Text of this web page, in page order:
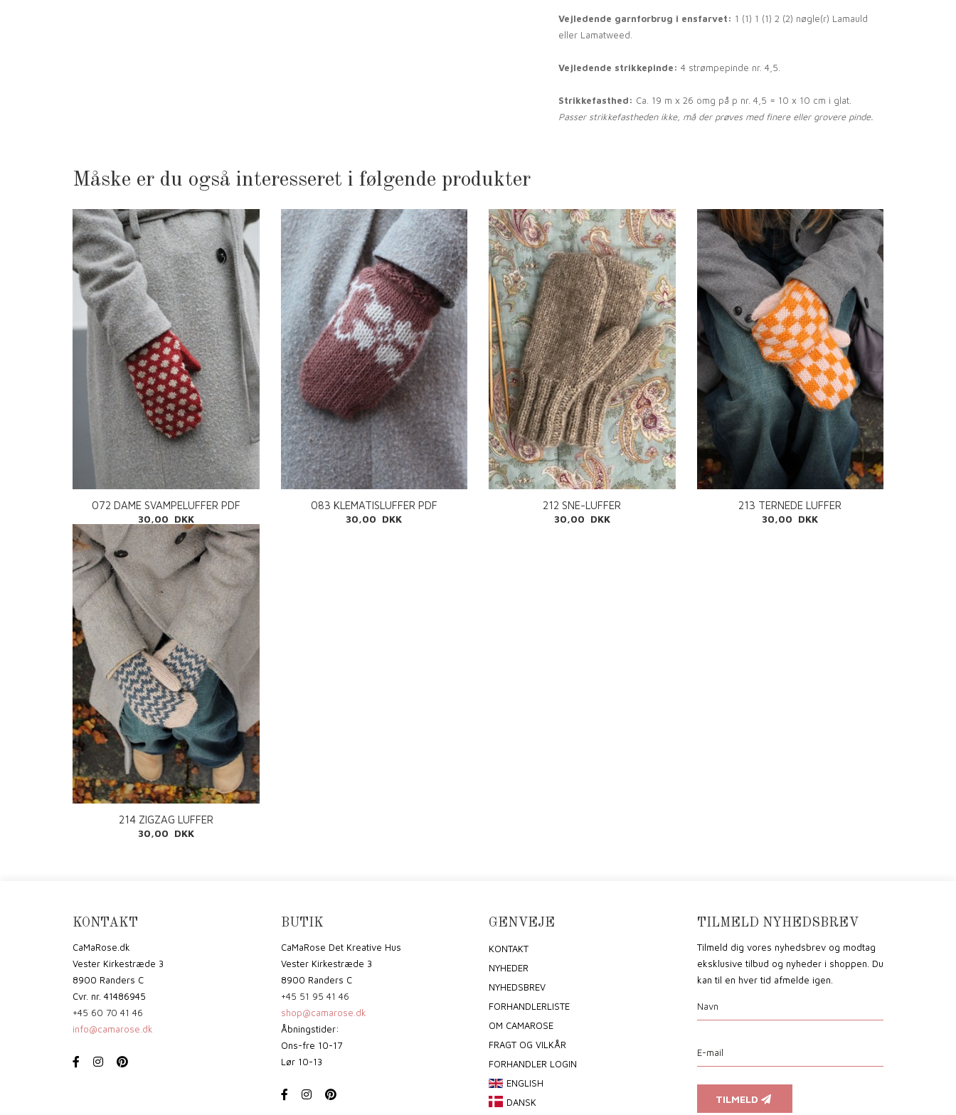
Vejledende garnforbrug i ensfarvet: 1 (1) 1 (1) 2 (2) nøgle(r) Lamauld
eller Lamatweed.
Vejledende strikkepinde: 4 strømpepinde nr. 4,5.
Strikkefasthed: Ca. 19 m x 26 omg på p nr. 4,5 = 10 x 10 cm i glat.
Passer strikkefastheden ikke, må der prøves med finere eller grovere pinde.
Måske er du også interesseret i følgende produkter
072 DAME SVAMPELUFFER PDF
30,00 DKK
083 KLEMATISLUFFER PDF
30,00 DKK
212 SNE-LUFFER
30,00 DKK
213 TERNEDE LUFFER
30,00 DKK
214 ZIGZAG LUFFER
30,00 DKK
KONTAKT
CaMaRose.dk
Vester Kirkestræde 3
8900 Randers C
Cvr. nr. 41486945
+45 60 70 41 46
info@camarose.dk
BUTIK
CaMaRose Det Kreative Hus
Vester Kirkestræde 3
8900 Randers C
+45 51 95 41 46
shop@camarose.dk
Åbningstider:
Ons-fre 10-17
Lør 10-13
GENVEJE
KONTAKT
NYHEDER
NYHEDSBREV
FORHANDLERLISTE
OM CAMAROSE
FRAGT OG VILKÅR
FORHANDLER LOGIN
ENGLISH
DANSK
TILMELD NYHEDSBREV
Tilmeld dig vores nyhedsbrev og modtag
eksklusive tilbud og nyheder i shoppen. Du
kan til en hver tid afmelde igen.
TILMELD